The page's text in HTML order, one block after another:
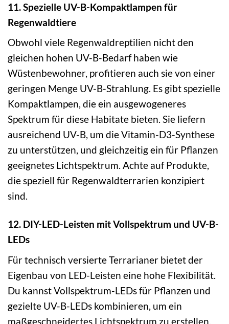
11. Spezielle UV-B-Kompaktlampen für
Regenwaldtiere
Obwohl viele Regenwaldreptilien nicht den
gleichen hohen UV-B-Bedarf haben wie
Wüstenbewohner, profitieren auch sie von einer
geringen Menge UV-B-Strahlung. Es gibt spezielle
Kompaktlampen, die ein ausgewogeneres
Spektrum für diese Habitate bieten. Sie liefern
ausreichend UV-B, um die Vitamin-D3-Synthese
zu unterstützen, und gleichzeitig ein für Pflanzen
geeignetes Lichtspektrum. Achte auf Produkte,
die speziell für Regenwaldterrarien konzipiert
sind.
12. DIY-LED-Leisten mit Vollspektrum und UV-B-
LEDs
Für technisch versierte Terrarianer bietet der
Eigenbau von LED-Leisten eine hohe Flexibilität.
Du kannst Vollspektrum-LEDs für Pflanzen und
gezielte UV-B-LEDs kombinieren, um ein
maßgeschneidertes Lichtspektrum zu erstellen.